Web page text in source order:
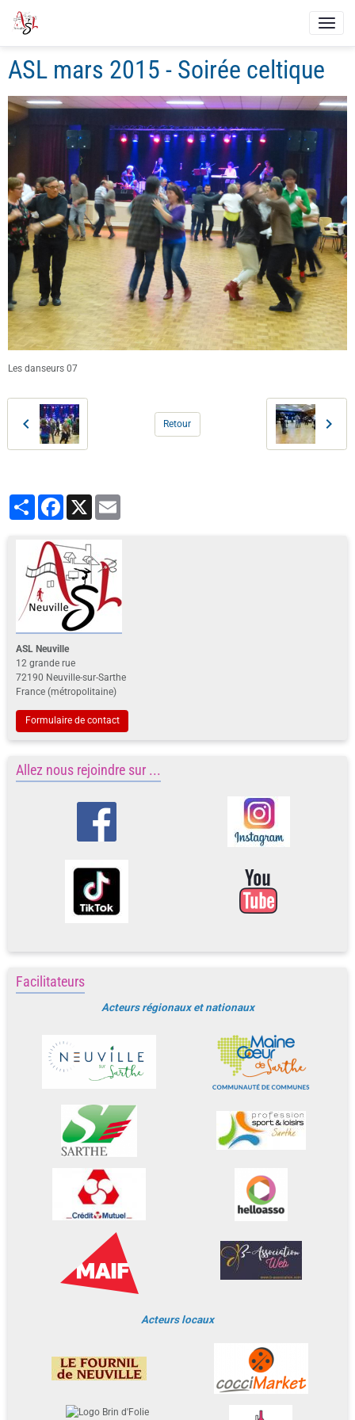
ASL mars 2015 - Soirée celtique
Les danseurs 07
Retour
PartagerFacebook
ASL Neuville
12 grande rue
72190 Neuville-sur-Sarthe
France (métropolitaine)
Formulaire de contact
Allez nous rejoindre sur ...
Facilitateurs
Acteurs régionaux et nationaux
Acteurs locaux